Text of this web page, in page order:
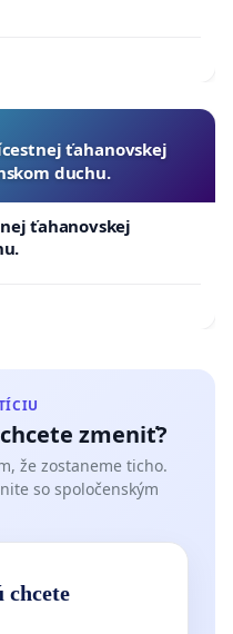
ťahanovskej
duchu.
ťahanovskej
zmeniť?
že zostaneme ticho.
so spoločenským
chcete